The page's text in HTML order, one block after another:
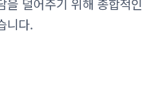
을 덜어주기 위해 종합적인
니다.